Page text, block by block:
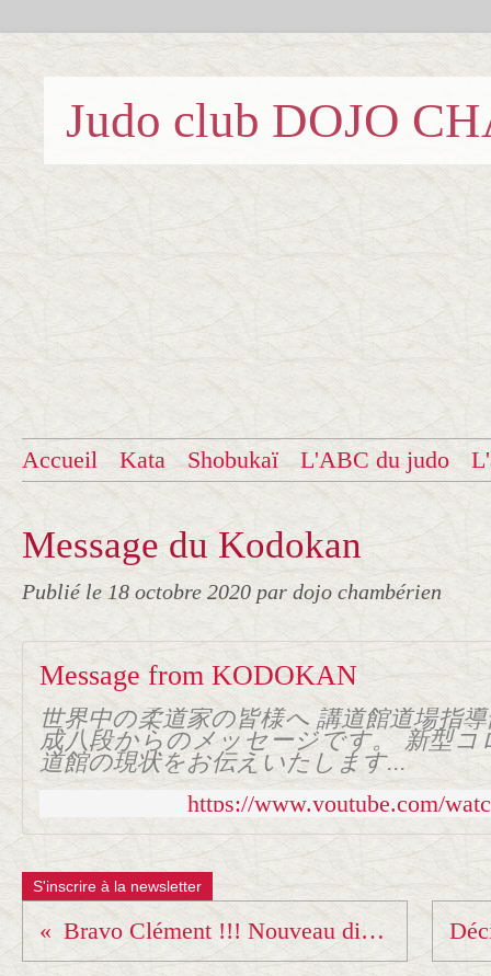
Judo club DOJO
Accueil Kata Shobukaï L'ABC du judo
Message du Kodokan
Publié le 18 octobre 2020 par dojo chambérien
Message from KODOKAN
世界中の柔道家の皆様へ 講道館道場指
成八段からのメッセージです。 新型コ
道館の現状をお伝えいたします...
https://www.youtube.com/
S'inscrire à la newsletter
Bravo Clément !!! Nouveau diplomé "prof de judo"